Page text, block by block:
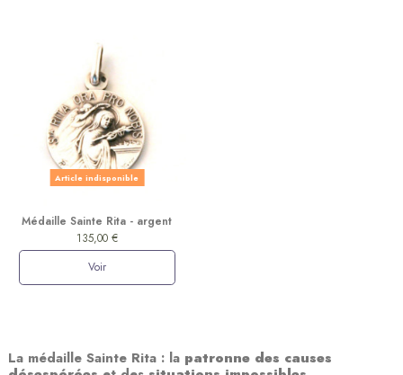
Article indisponible
Médaille Sainte Rita - argent
135,00 €
Voir
La médaille Sainte Rita : la patronne des causes